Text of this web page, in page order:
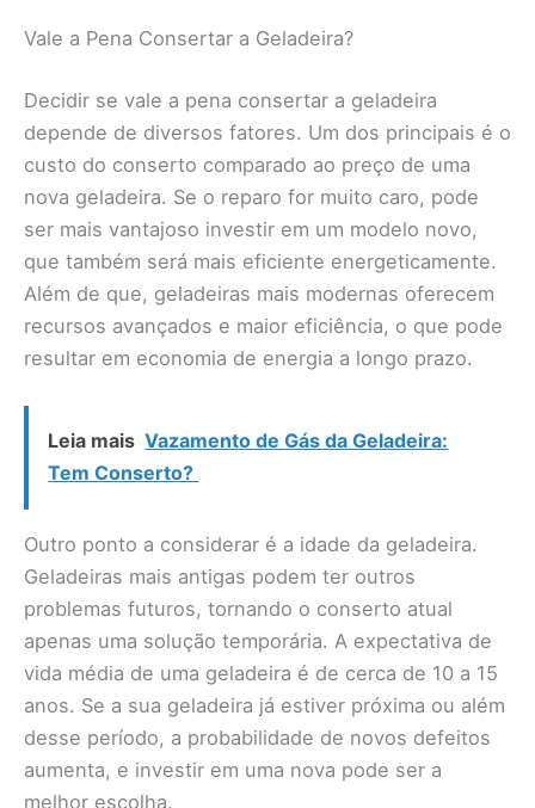
Vale a Pena Consertar a Geladeira?
Decidir se vale a pena consertar a geladeira
depende de diversos fatores. Um dos principais é o
custo do conserto comparado ao preço de uma
nova geladeira. Se o reparo for muito caro, pode
ser mais vantajoso investir em um modelo novo,
que também será mais eficiente energeticamente.
Além de que, geladeiras mais modernas oferecem
recursos avançados e maior eficiência, o que pode
resultar em economia de energia a longo prazo.
Leia mais Vazamento de Gás da Geladeira:
Tem Conserto?
Outro ponto a considerar é a idade da geladeira.
Geladeiras mais antigas podem ter outros
problemas futuros, tornando o conserto atual
apenas uma solução temporária. A expectativa de
vida média de uma geladeira é de cerca de 10 a 15
anos. Se a sua geladeira já estiver próxima ou além
desse período, a probabilidade de novos defeitos
aumenta, e investir em uma nova pode ser a
melhor escolha.